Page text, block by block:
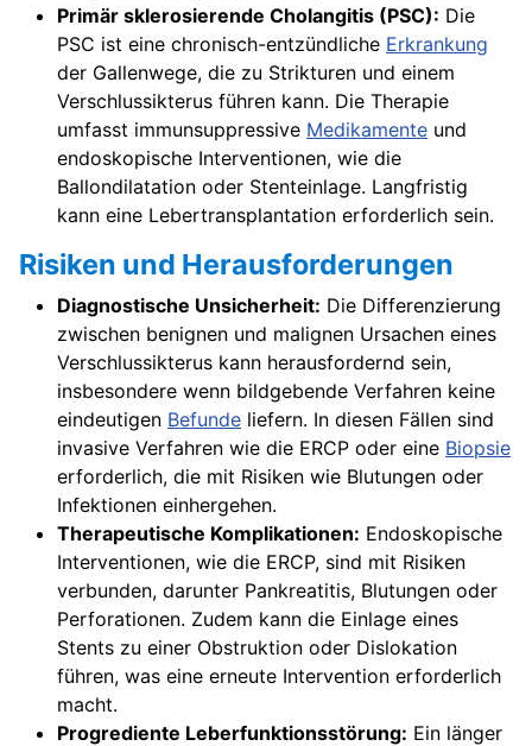
Primär sklerosierende Cholangitis (PSC): Die
PSC ist eine chronisch-entzündliche Erkrankung
der Gallenwege, die zu Strikturen und einem
Verschlussikterus führen kann. Die Therapie
umfasst immunsuppressive Medikamente und
endoskopische Interventionen, wie die
Ballondilatation oder Stenteinlage. Langfristig
kann eine Lebertransplantation erforderlich sein.
Risiken und Herausforderungen
Diagnostische Unsicherheit: Die Differenzierung
zwischen benignen und malignen Ursachen eines
Verschlussikterus kann herausfordernd sein,
insbesondere wenn bildgebende Verfahren keine
eindeutigen Befunde liefern. In diesen Fällen sind
invasive Verfahren wie die ERCP oder eine Biopsie
erforderlich, die mit Risiken wie Blutungen oder
Infektionen einhergehen.
Therapeutische Komplikationen: Endoskopische
Interventionen, wie die ERCP, sind mit Risiken
verbunden, darunter Pankreatitis, Blutungen oder
Perforationen. Zudem kann die Einlage eines
Stents zu einer Obstruktion oder Dislokation
führen, was eine erneute Intervention erforderlich
macht.
Progrediente Leberfunktionsstörung: Ein länger